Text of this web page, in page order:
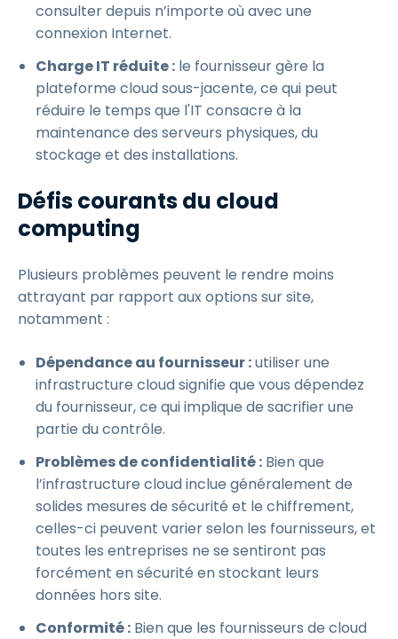
consulter depuis n’importe où avec une
connexion Internet.
Charge IT réduite : le fournisseur gère la
plateforme cloud sous-jacente, ce qui peut
réduire le temps que l'IT consacre à la
maintenance des serveurs physiques, du
stockage et des installations.
Défis courants du cloud
computing
Plusieurs problèmes peuvent le rendre moins
attrayant par rapport aux options sur site,
notamment :
Dépendance au fournisseur :utiliser une
infrastructure cloud signifie que vous dépendez
du fournisseur, ce qui implique de sacrifier une
partie du contrôle.
Problèmes de confidentialité : Bien que
l’infrastructure cloud inclue généralement de
solides mesures de sécurité et le chiffrement,
celles-ci peuvent varier selon les fournisseurs, et
toutes les entreprises ne se sentiront pas
forcément en sécurité en stockant leurs
données hors site.
Conformité : Bien que les fournisseurs de cloud